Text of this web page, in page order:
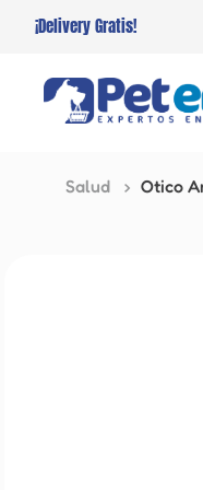
¡Delivery Gratis!
Salud Otico